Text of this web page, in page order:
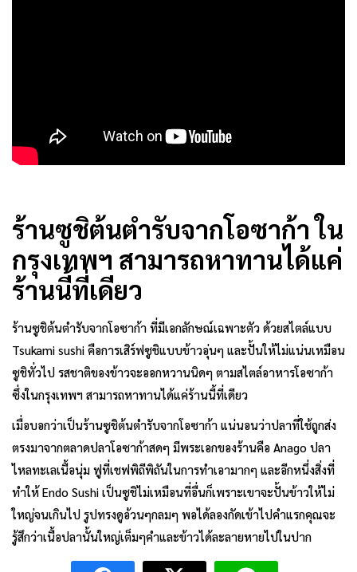
ร้านซูชิต้นตำรับจากโอซาก้า ใน
กรุงเทพฯ สามารถหาทานได้แค่
ร้านนี้ที่เดียว
ร้านซูชิต้นตำรับจากโอซาก้า ที่มีเอกลักษณ์เฉพาะตัว ด้วยสไตล์แบบ
Tsukami sushi คือการเสิร์ฟซูชิแบบข้าวอุ่นๆ และปั้นให้ไม่แน่นเหมือน
ซูชิทั่วไป รสชาติของข้าวจะออกหวานนิดๆ ตามสไตล์อาหารโอซาก้า
ซึ่งในกรุงเทพฯ สามารถหาทานได้แค่ร้านนี้ที่เดียว
เมื่อบอกว่าเป็นร้านซูชิต้นตำรับจากโอซาก้า แน่นอนว่าปลาที่ใช้ถูกส่ง
ตรงมาจากตลาดปลาโอซาก้าสดๆ มีพระเอกของร้านคือ Anago ปลา
ไหลทะเลเนื้อนุ่ม ฟูที่เชฟพิถีพิถันในการทำเอามากๆ และอีกหนึ่งสิ่งที่
ทำให้ Endo Sushi เป็นซูชิไม่เหมือนที่อื่นก็เพราะเขาจะปั้นข้าวให้ไม่
ใหญ่จนเกินไป รูปทรงดูอ้วนๆกลมๆ พอได้ลองกัดเข้าไปคำแรกคุณจะ
รู้สึกว่าเนื้อปลานั้นใหญ่เต็มๆคำและข้าวได้ละลายหายไปในปาก